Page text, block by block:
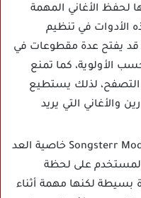
لحفظ الأغاني المهمة
الأدوات في تنظيم
قد يفتح عدة مقطوعات في
الأولوية، كما تمنع
التصفح، لذلك يستطيع
والأغاني التي يريد
يوفر Songsterr Mod Apk خاصية العد
على لحظة
بسيطة لكنها مهمة أثناء